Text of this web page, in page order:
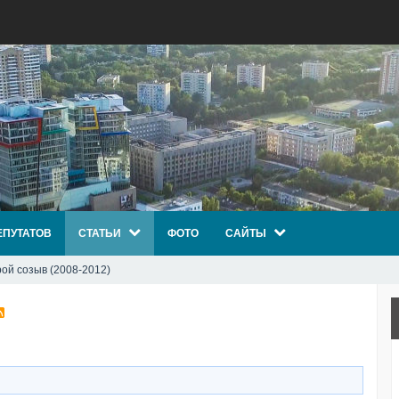
СТАТЬИ ФОТО САЙТЫ
созыв (2008-2012)